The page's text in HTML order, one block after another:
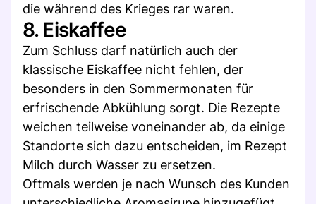
die während des Krieges rar waren.
8. Eiskaffee
Zum Schluss darf natürlich auch der
klassische Eiskaffee nicht fehlen, der
besonders in den Sommermonaten für
erfrischende Abkühlung sorgt. Die Rezepte
weichen teilweise voneinander ab, da einige
Standorte sich dazu entscheiden, im Rezept
Milch durch Wasser zu ersetzen.
Oftmals werden je nach Wunsch des Kunden